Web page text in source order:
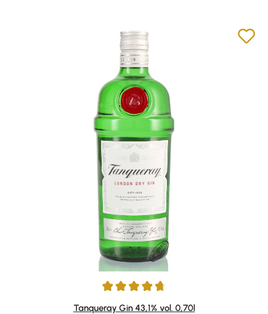
Durchschnittliche Bewertung von 4.81 von 5 Sternen
Tanqueray Gin 43,1% vol. 0,70l